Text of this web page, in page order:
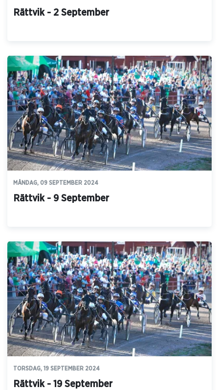
Rättvik - 2 September
MÅNDAG, 09 SEPTEMBER 2024
Rättvik - 9 September
TORSDAG, 19 SEPTEMBER 2024
Rättvik - 19 September